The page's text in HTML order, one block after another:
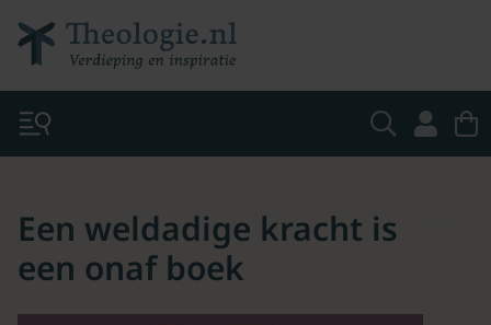
Een weldadige kracht is
een onaf boek